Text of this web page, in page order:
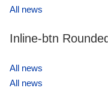
All news
Inline-btn Rounded
All news
All news